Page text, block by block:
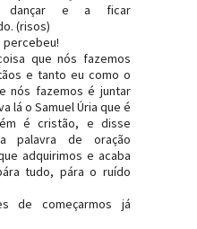
dançar e a ficar
(risos)
percebeu!
que nós fazemos
e tanto eu como o
nós fazemos é juntar
lá o Samuel Úria que é
é cristão, e disse
palavra de oração
adquirimos e acaba
tudo, pára o ruído
de começarmos já